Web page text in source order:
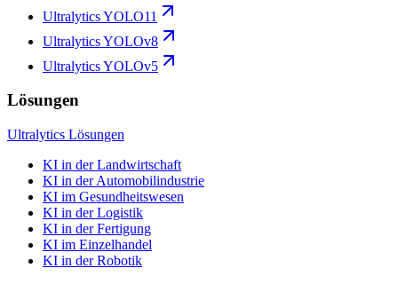
Ultralytics YOLO11
Ultralytics YOLOv8
Ultralytics YOLOv5
Lösungen
Ultralytics Lösungen
KI in der Landwirtschaft
KI in der Automobilindustrie
KI im Gesundheitswesen
KI in der Logistik
KI in der Fertigung
KI im Einzelhandel
KI in der Robotik